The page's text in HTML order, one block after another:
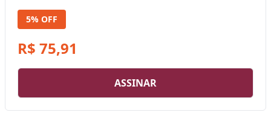
5% OFF
R$ 75,91
ASSINAR